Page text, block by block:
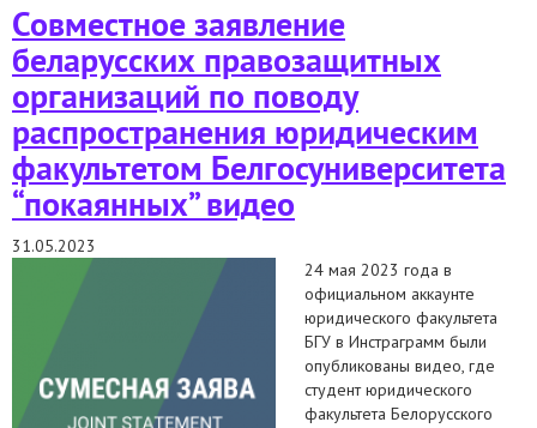
Совместное заявление
беларусских правозащитных
организаций по поводу
распространения юридическим
факультетом Белгосуниверситета
“покаянных” видео
31.05.2023
24 мая 2023 года в
официальном аккаунте
юридического факультета
БГУ в Инстраграмм были
опубликованы видео, где
студент юридического
факультета Белорусского